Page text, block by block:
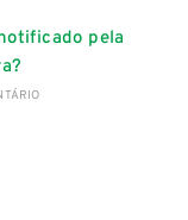
pela